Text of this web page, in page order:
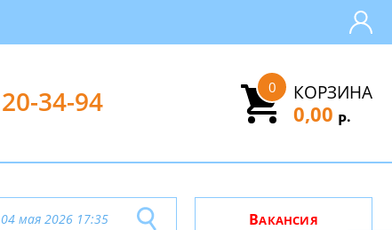
20-34-94 КОРЗИНА
0
0,00 Р.
04 мая 2026 17:35 ВАКАНСИЯ